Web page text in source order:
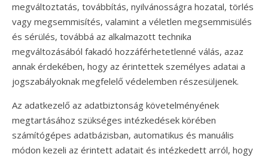
megváltoztatás, továbbítás, nyilvánosságra hozatal, törlés
vagy megsemmisítés, valamint a véletlen megsemmisülés
és sérülés, továbbá az alkalmazott technika
megváltozásából fakadó hozzáférhetetlenné válás, azaz
annak érdekében, hogy az érintettek személyes adatai a
jogszabályoknak megfelelő védelemben részesüljenek.
Az adatkezelő az adatbiztonság követelményének
megtartásához szükséges intézkedések körében
számítógépes adatbázisban, automatikus és manuális
módon kezeli az érintett adatait és intézkedett arról, hogy